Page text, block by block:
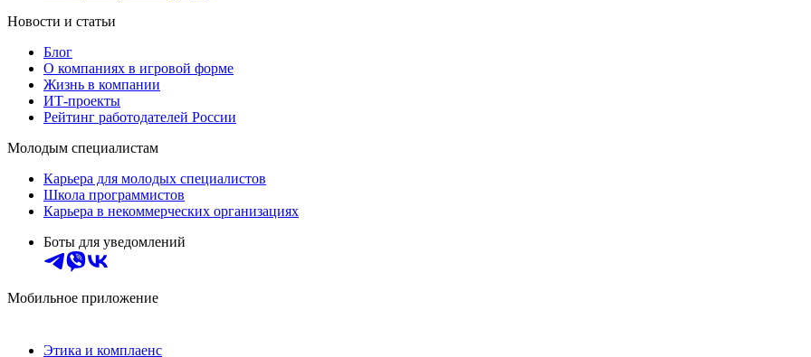
Новости и статьи
Блог
О компаниях в игровой форме
Жизнь в компании
ИТ-проекты
Рейтинг работодателей России
Молодым специалистам
Карьера для молодых специалистов
Школа программистов
Карьера в некоммерческих организациях
Боты для уведомлений
Мобильное приложение
Этика и комплаенс